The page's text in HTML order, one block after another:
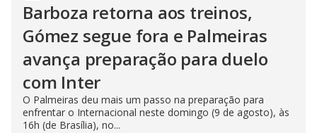
Barboza retorna aos treinos,
Gómez segue fora e Palmeiras
avança preparação para duelo
com Inter
O Palmeiras deu mais um passo na preparação para
enfrentar o Internacional neste domingo (9 de agosto), às
16h (de Brasília), no...